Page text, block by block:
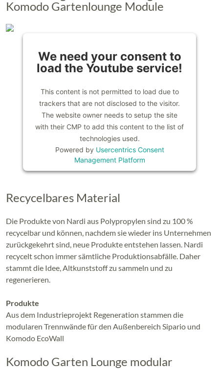
Komodo Gartenlounge Module
We need your consent to
load the Youtube service!
This content is not permitted to load due to
trackers that are not disclosed to the visitor.
The website owner needs to setup the site
with their CMP to add this content to the list of
technologies used.
Powered by Usercentrics Consent
Management Platform
Recycelbares Material
Die Produkte von Nardi aus Polypropylen sind zu 100 %
recycelbar und können, nachdem sie wieder ins Unternehmen
zurückgekehrt sind, neue Produkte entstehen lassen. Nardi
recycelt schon immer sämtliche Produktionsabfälle. Daher
stammt die Idee, Altkunststoff zu sammeln und zu
regenerieren.
Produkte
Aus dem Industrieprojekt Regeneration stammen die
modularen Trennwände für den Außenbereich Sipario und
Komodo EcoWall
Komodo Garten Lounge modular